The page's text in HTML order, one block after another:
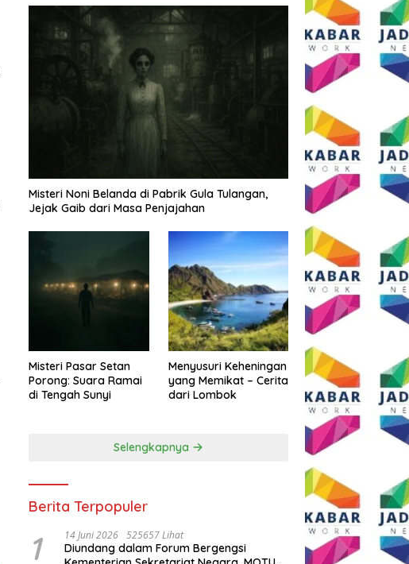
Misteri Noni Belanda di Pabrik Gula Tulangan,
Jejak Gaib dari Masa Penjajahan
Misteri Pasar Setan
Porong: Suara Ramai
di Tengah Sunyi
Menyusuri Keheningan
yang Memikat – Cerita
dari Lombok
Selengkapnya
Berita Terpopuler
1 14 Juni 2026 525657 Lihat
Diundang dalam Forum Bergengsi